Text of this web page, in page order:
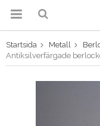
Startsida Metall
Antiksilverfärgade